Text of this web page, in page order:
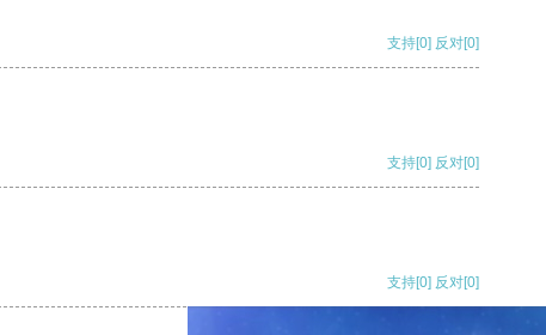
支持[0] 反对[0]
支持[0] 反对[0]
支持[0] 反对[0]